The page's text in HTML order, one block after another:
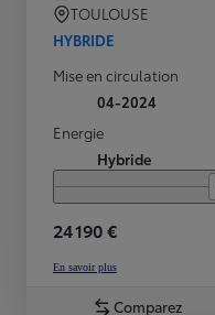
TOULOUSE
HYBRIDE
Mise en circulation
04-2024
Energie
Hybride
24 190 €
En savoir plus
Comparez